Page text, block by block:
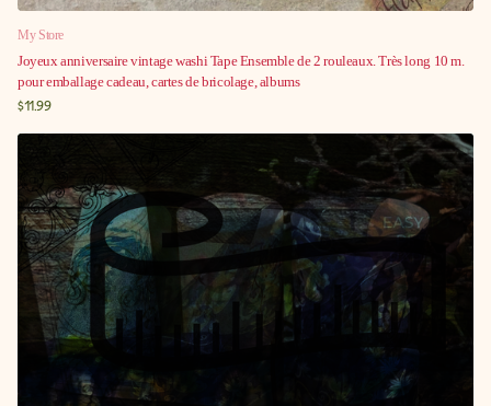
My Store
Joyeux anniversaire vintage washi Tape Ensemble de 2 rouleaux. Très long 10 m.
pour emballage cadeau, cartes de bricolage, albums
$11.99